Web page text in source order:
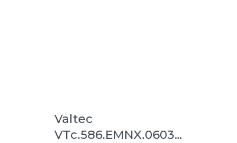
Valtec
VTc.586.EMNX.0603